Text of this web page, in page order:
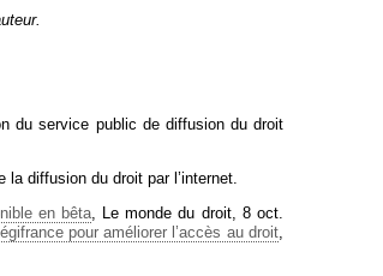
du service public de diffusion du droit
diffusion du droit par l’internet.
en bêta, Le monde du droit, 8 oct.
pour améliorer l’accès au droit,